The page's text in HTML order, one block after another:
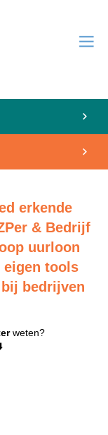
erkende
& Bedrijf
uurloon
eigen tools
bedrijven
weten?